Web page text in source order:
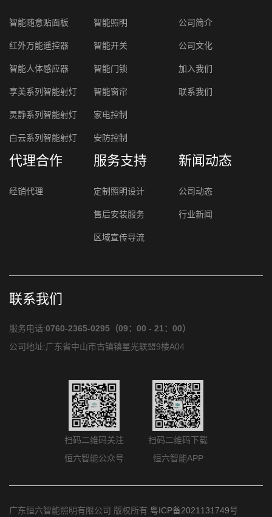
智能随意贴面板
红外万能遥控器
智能人体感应器
享美系列智能射灯
灵静系列智能射灯
白云系列智能射灯
智能照明
智能开关
智能门锁
智能窗帘
家电控制
安防控制
公司简介
公司文化
加入我们
联系我们
代理合作
经销代理
服务支持
定制照明设计
售后安装服务
区域宣传导流
新闻动态
公司动态
行业新闻
联系我们
服务电话:0760-2365-0295（09：00 - 21：00）
公司地址:广东省中山市古镇镇星光联盟9楼A04
扫码二维码关注
恒六智能公众号
扫码二维码下载
恒六智能APP
广东恒六智能照明有限公司 版权所有 粤ICP备2021131749号